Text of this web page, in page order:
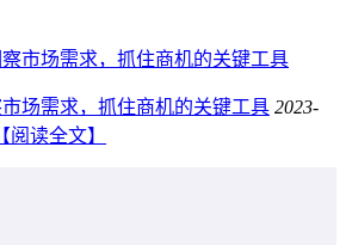
场需求，抓住商机的关键工具 2023-
【阅读全文】